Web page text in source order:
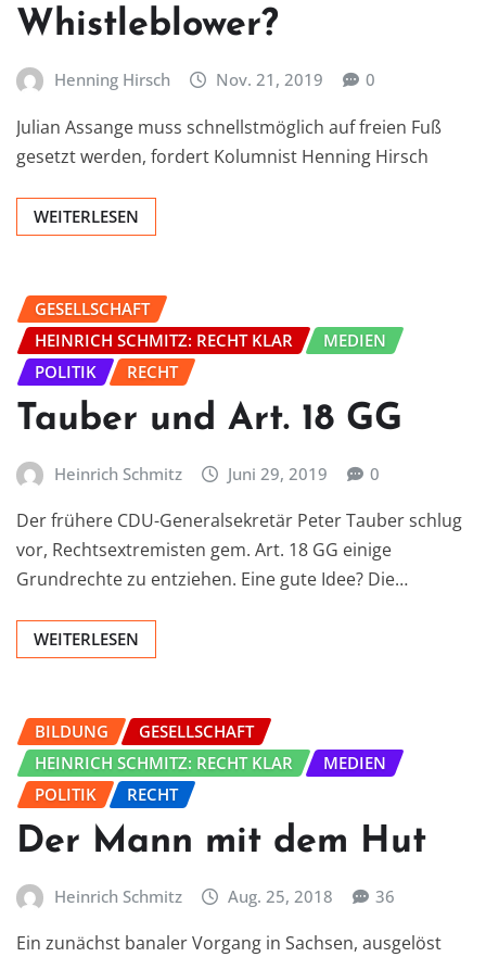
Whistleblower?
Henning Hirsch Nov. 21, 2019 0
Julian Assange muss schnellstmöglich auf freien Fuß
gesetzt werden, fordert Kolumnist Henning Hirsch
WEITERLESEN
GESELLSCHAFT
HEINRICH SCHMITZ: RECHT KLAR
MEDIEN
POLITIK
RECHT
Tauber und Art. 18 GG
Heinrich Schmitz Juni 29, 2019 0
Der frühere CDU-Generalsekretär Peter Tauber schlug
vor, Rechtsextremisten gem. Art. 18 GG einige
Grundrechte zu entziehen. Eine gute Idee? Die…
WEITERLESEN
BILDUNG
GESELLSCHAFT
HEINRICH SCHMITZ: RECHT KLAR
MEDIEN
POLITIK
RECHT
Der Mann mit dem Hut
Heinrich Schmitz Aug. 25, 2018 36
Ein zunächst banaler Vorgang in Sachsen, ausgelöst